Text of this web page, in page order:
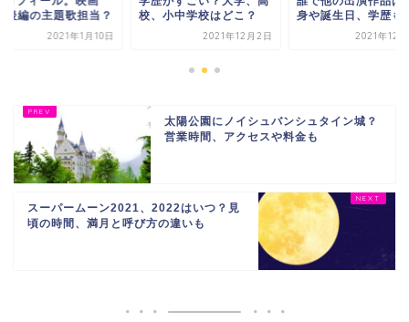
後編の主題歌担当？
2021年1月10日
校、小中学校はどこ？
2021年12月2日
身や誕生日、学歴も
2021年12
太陽公園にノイシュバンシュタイン城？
営業時間、アクセスや料金も
スーパームーン2021、2022はいつ？見
頃の時間、満月と呼び方の違いも